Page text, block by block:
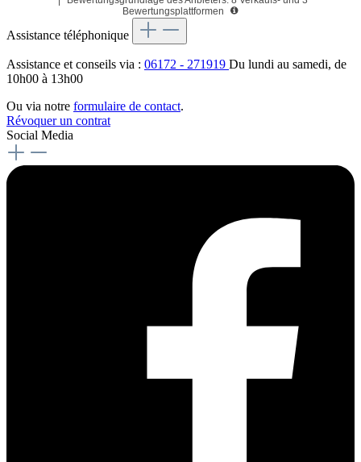
Bewertungsplattformen
Assistance téléphonique
Assistance et conseils via : 06172 - 271919 Du lundi au samedi, de
10h00 à 13h00
Ou via notre formulaire de contact.
Révoquer un contrat
Social Media